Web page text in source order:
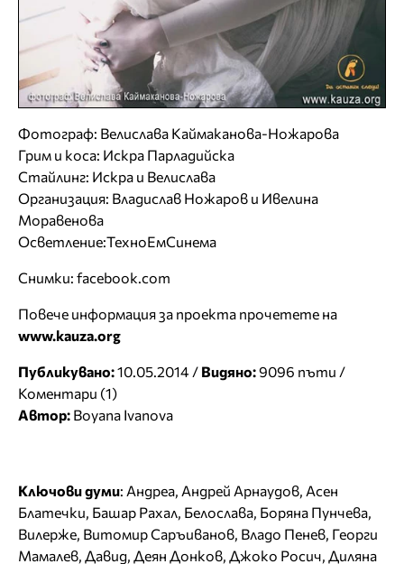
Фотограф: Велислава Каймаканова-Ножарова
Грим и коса: Искра Парладийска
Стайлинг: Искра и Велислава
Организация: Владислав Ножаров и Ивелина
Моравенова
Oсветление:ТехноЕмСинема
Снимки: facebook.com
Повече информация за проекта прочетете на
www.kauza.org
Публикувано:10.05.2014 / Видяно:9096 пъти /
Коментари (1)
Автор: Boyana Ivanova
Ключови думи: Андреа, Андрей Арнаудов, Асен
Блатечки, Башар Рахал, Белослава, Боряна Пунчева,
Вилерже, Витомир Саръиванов, Владо Пенев, Георги
Мамалев, Давид, Деян Донков, Джоко Росич, Диляна